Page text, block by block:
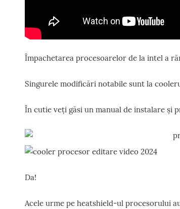
Împachetarea procesoarelor de la intel a
Singurele modificări notabile sunt la
În cutie veți găsi un manual de instalare și
Da!
Acele urme pe heatshield-ul procesorului